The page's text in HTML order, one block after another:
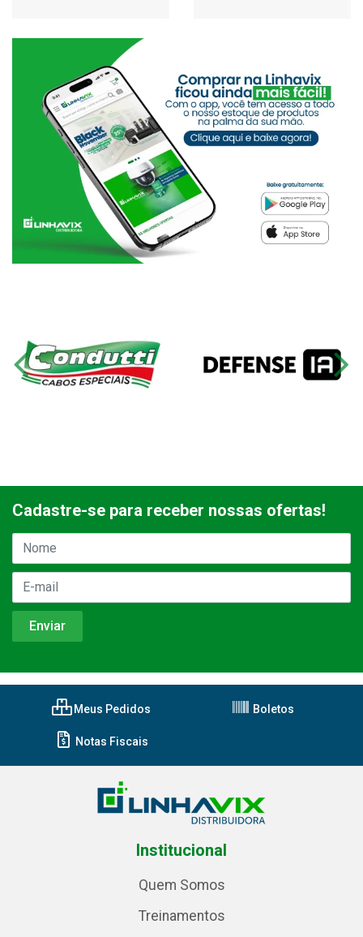
Cadastre-se para receber nossas ofertas!
Meus Pedidos Boletos
Notas Fiscais
Institucional
Quem Somos
Treinamentos